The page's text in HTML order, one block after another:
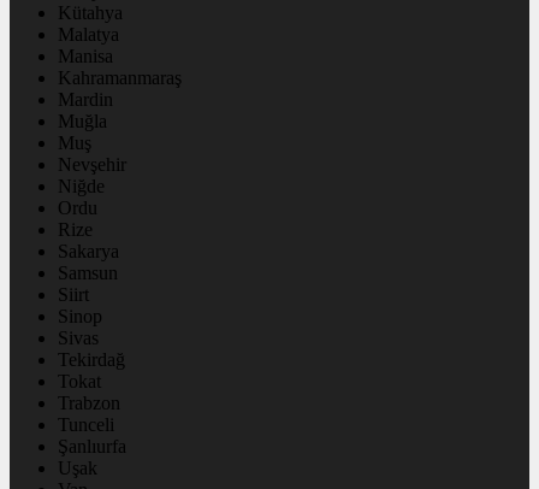
Kütahya
Malatya
Manisa
Kahramanmaraş
Mardin
Muğla
Muş
Nevşehir
Niğde
Ordu
Rize
Sakarya
Samsun
Siirt
Sinop
Sivas
Tekirdağ
Tokat
Trabzon
Tunceli
Şanlıurfa
Uşak